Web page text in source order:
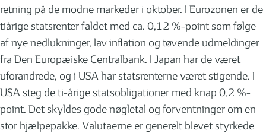
retning på de modne markeder i oktober. I Eurozonen er de
tiårige statsrenter faldet med ca. 0,12 %-point som følge
af nye nedlukninger, lav inflation og tøvende udmeldinger
fra Den Europæiske Centralbank. I Japan har de været
uforandrede, og i USA har statsrenterne været stigende. I
USA steg de ti-årige statsobligationer med knap 0,2 %-
point. Det skyldes gode nøgletal og forventninger om en
stor hjælpepakke. Valutaerne er generelt blevet styrkede